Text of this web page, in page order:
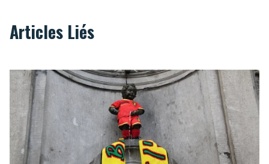
Articles Liés
Combien de Diables Rouges sont nés à Bruxelles ?